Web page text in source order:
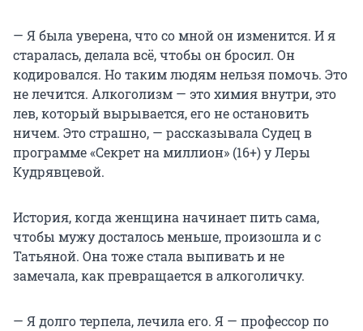
— Я была уверена, что со мной он изменится. И я
старалась, делала всё, чтобы он бросил. Он
кодировался. Но таким людям нельзя помочь. Это
не лечится. Алкоголизм — это химия внутри, это
лев, который вырывается, его не остановить
ничем. Это страшно, — рассказывала Судец в
программе «Секрет на миллион» (16+) у Леры
Кудрявцевой.
История, когда женщина начинает пить сама,
чтобы мужу досталось меньше, произошла и с
Татьяной. Она тоже стала выпивать и не
замечала, как превращается в алкоголичку.
— Я долго терпела, лечила его. Я — профессор по